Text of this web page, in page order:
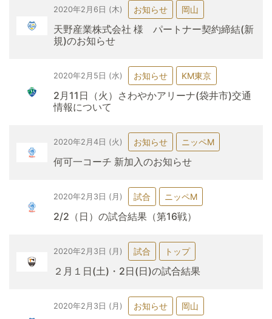
2020年2月6日 (木) お知らせ 岡山
天野産業株式会社 様 パートナー契約締結(新
規)のお知らせ
2020年2月5日 (水) お知らせ KM東京
2月11日（火）さわやかアリーナ(袋井市)交通
情報について
2020年2月4日 (火) お知らせ ニッペM
何可一コーチ 新加入のお知らせ
2020年2月3日 (月) 試合 ニッペM
2/2（日）の試合結果（第16戦）
2020年2月3日 (月) 試合 トップ
２月１日(土)・2日(日)の試合結果
2020年2月3日 (月) お知らせ 岡山